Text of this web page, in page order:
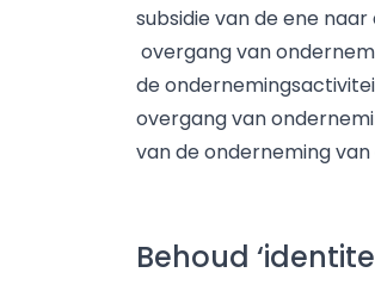
subsidie van de ene
overgang van
de
overgang van
van de onderneming
Behoud